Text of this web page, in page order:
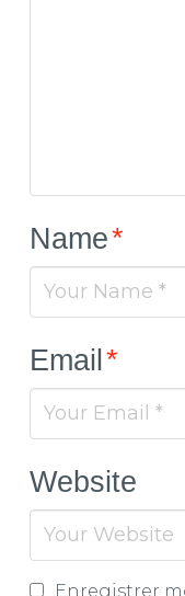
Name*
Email*
Website
Enregistrer